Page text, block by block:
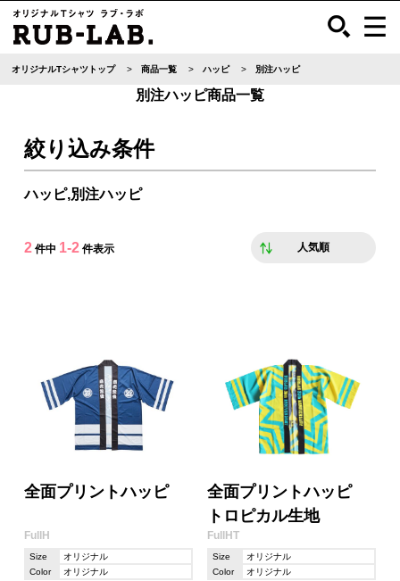
オリジナルTシャツトップ 商品一覧 ハッピ 別注ハッピ
別注ハッピ商品一覧
絞り込み条件
ハッピ,別注ハッピ
2件中 1-2件表示 人気順
全面プリントハッピ
FullH
Size
オリジナル
Color
オリジナル
全面プリントハッピ
トロピカル生地
FullHT
Size
オリジナル
Color
オリジナル